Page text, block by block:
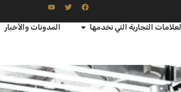
التجارية التي نخدمها المدونات والأخبار